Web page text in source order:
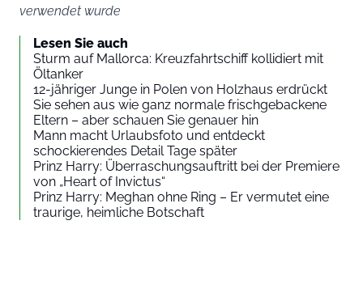
verwendet wurde
Lesen Sie auch
Sturm auf Mallorca: Kreuzfahrtschiff kollidiert mit
Öltanker
12-jähriger Junge in Polen von Holzhaus erdrückt
Sie sehen aus wie ganz normale frischgebackene
Eltern – aber schauen Sie genauer hin
Mann macht Urlaubsfoto und entdeckt
schockierendes Detail Tage später
Prinz Harry: Überraschungsauftritt bei der Premiere
von „Heart of Invictus“
Prinz Harry: Meghan ohne Ring – Er vermutet eine
traurige, heimliche Botschaft